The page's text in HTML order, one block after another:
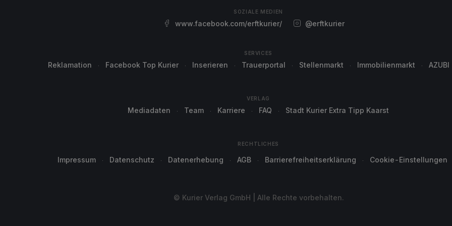
SOZIALE MEDIEN
www.facebook.com/erftkurier/ @erftkurier
SERVICES
Reklamation Facebook Top Kurier Inserieren Trauerportal Stellenmarkt Immobilienmarkt AZUBI
VERLAG
Mediadaten Team Karriere FAQ Stadt Kurier Extra Tipp Kaarst
RECHTLICHES
Impressum Datenschutz Datenerhebung AGB Barrierefreiheitserklärung Cookie-Einstellungen
© Kurier Verlag GmbH | Alle Rechte vorbehalten.